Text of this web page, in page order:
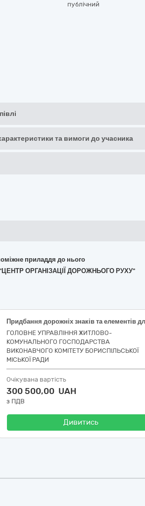
публічний
характеристики та вимоги до учасника
приладдя до нього
"ЦЕНТР ОРГАНІЗАЦІЇ ДОРОЖНЬОГО РУХУ"
ГОЛОВНЕ УПРАВЛІННЯ ЖИТЛОВО-
КОМУНАЛЬНОГО ГОСПОДАРСТВА
ВИКОНАВЧОГО КОМІТЕТУ БОРИСПІЛЬСЬКОЇ
МІСЬКОЇ РАДИ
Очікувана вартість
300 500,00 UAH
з ПДВ
Дивитись